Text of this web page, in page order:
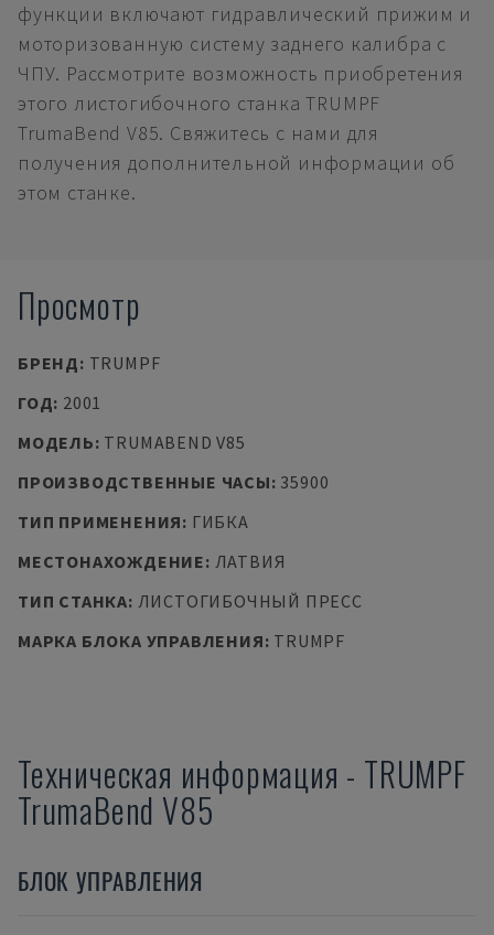
функции включают гидравлический прижим и
моторизованную систему заднего калибра с
ЧПУ. Рассмотрите возможность приобретения
этого листогибочного станка TRUMPF
TrumaBend V85. Свяжитесь с нами для
получения дополнительной информации об
этом станке.
Просмотр
БРЕНД: TRUMPF
ГОД: 2001
МОДЕЛЬ: TRUMABEND V85
ПРОИЗВОДСТВЕННЫЕ ЧАСЫ: 35900
ТИП ПРИМЕНЕНИЯ: ГИБКА
МЕСТОНАХОЖДЕНИЕ: ЛАТВИЯ
ТИП СТАНКА: ЛИСТОГИБОЧНЫЙ ПРЕСС
МАРКА БЛОКА УПРАВЛЕНИЯ: TRUMPF
Техническая информация - TRUMPF
TrumaBend V85
БЛОК УПРАВЛЕНИЯ